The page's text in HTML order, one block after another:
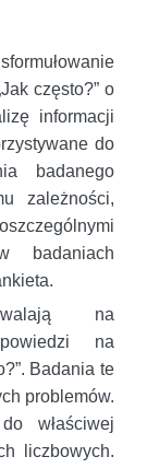
często?” o
informacji
do
badanego
zależności,
badaniach
na
na
Badania te
problemów.
właściwej
liczbowych.